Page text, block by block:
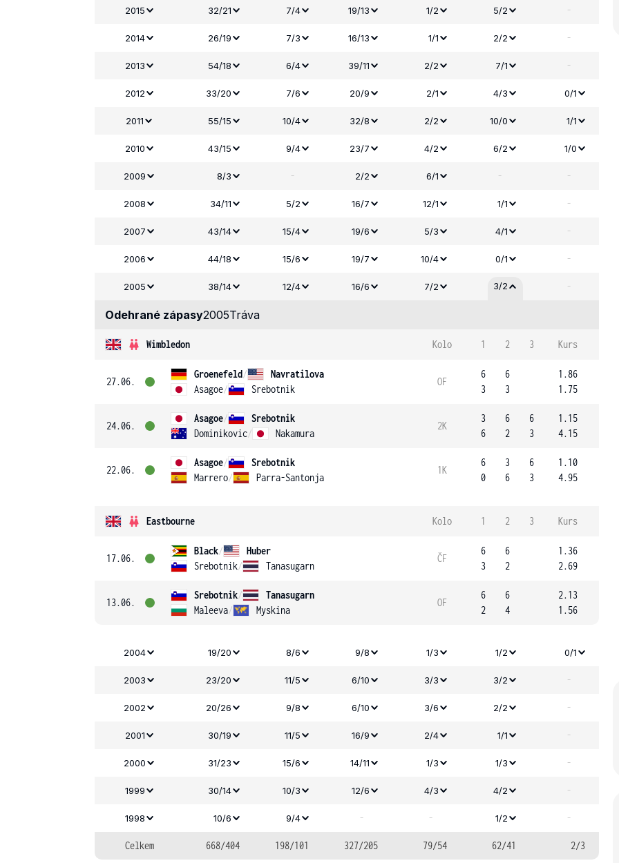
2015 32/21 7/4 19/13 1/2 5/2 -
2014 26/19 7/3 16/13 1/1 2/2 -
2013 54/18 6/4 39/11 2/2 7/1 -
2012 33/20 7/6 20/9 2/1 4/3 0/1
2011 55/15 10/4 32/8 2/2 10/0 1/1
2010 43/15 9/4 23/7 4/2 6/2 1/0
2009 8/3 - 2/2 6/1 - -
2008 34/11 5/2 16/7 12/1 1/1 -
2007 43/14 15/4 19/6 5/3 4/1 -
2006 44/18 15/6 19/7 10/4 0/1 -
2005 38/14 12/4 16/6 7/2 3/2 -
Odehrané zápasy2005Tráva
Wimbledon Kolo 1 2 3 Kurs
27.06.
Groenefeld/
Navratilova
Asagoe/ Srebotnik
OF
6
3
6
3
1.86
1.75
24.06.
Asagoe/
Srebotnik
Dominikovic/ Nakamura
2K
3
6
6
2
6
3
1.15
4.15
22.06.
Asagoe/
Srebotnik
Marrero/ Parra-Santonja
1K
6
0
3
6
6
3
1.10
4.95
Eastbourne Kolo 1 2 3 Kurs
17.06.
Black/
Huber
Srebotnik/ Tanasugarn
ČF
6
3
6
2
1.36
2.69
13.06.
Srebotnik/
Tanasugarn
Maleeva/ Myskina
OF
6
2
6
4
2.13
1.56
2004 19/20 8/6 9/8 1/3 1/2 0/1
2003 23/20 11/5 6/10 3/3 3/2 -
2002 20/26 9/8 6/10 3/6 2/2 -
2001 30/19 11/5 16/9 2/4 1/1 -
2000 31/23 15/6 14/11 1/3 1/3 -
1999 30/14 10/3 12/6 4/3 4/2 -
1998 10/6 9/4 - - 1/2 -
Celkem 668/404 198/101 327/205 79/54 62/41 2/3